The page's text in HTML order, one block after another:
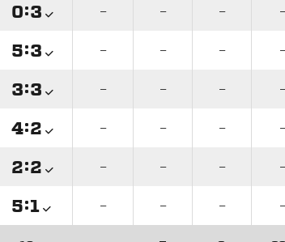
: – – – –
: – – – –
: – – – –
: – – – –
: – – – –
: – – – –